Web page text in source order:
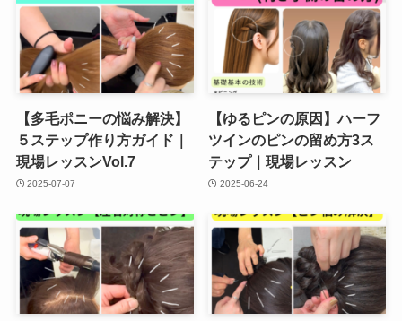
【多毛ポニーの悩み解決】
５ステップ作り方ガイド｜
現場レッスンVol.7
2025-07-07
【ゆるピンの原因】ハーフ
ツインのピンの留め方3ス
テップ｜現場レッスン
2025-06-24